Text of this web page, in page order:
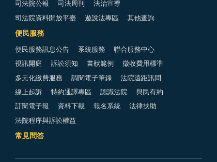
司法院公報 司法周刊 法治宣導
司法院資料開放平臺 遊說法專區 其他查詢
便民服務
便民服務訊息公告 系統服務 聯合服務中心
視訊開庭 訴訟須知 書狀範例 徵收費用標準
多元化繳費服務 調閱電子筆錄 法院遠距訊問
線上起訴 特約通譯專區 認識法院 與民有約
訂閱電子報 資料下載 報名系統 法律扶助
法院程序與訴訟權益
常見問答